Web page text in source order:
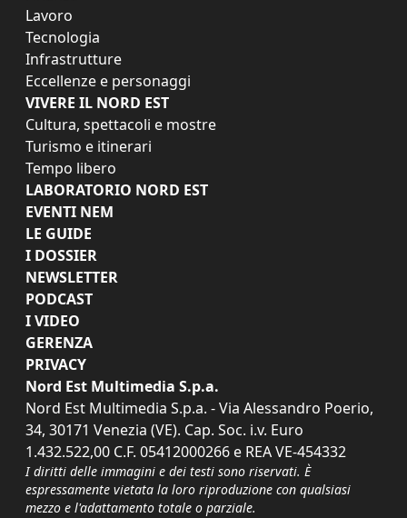
Lavoro
Tecnologia
Infrastrutture
Eccellenze e personaggi
VIVERE IL NORD EST
Cultura, spettacoli e mostre
Turismo e itinerari
Tempo libero
LABORATORIO NORD EST
EVENTI NEM
LE GUIDE
I DOSSIER
NEWSLETTER
PODCAST
I VIDEO
GERENZA
PRIVACY
Nord Est Multimedia S.p.a.
Nord Est Multimedia S.p.a. - Via Alessandro Poerio,
34, 30171 Venezia (VE). Cap. Soc. i.v. Euro
1.432.522,00 C.F. 05412000266 e REA VE-454332
I diritti delle immagini e dei testi sono riservati. È
espressamente vietata la loro riproduzione con qualsiasi
mezzo e l'adattamento totale o parziale.